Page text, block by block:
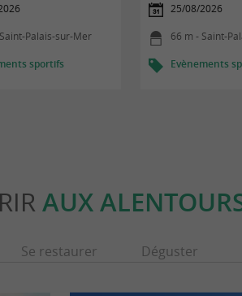
Palais-sur-Mer
sportifs
25/08/2026
66 m - Saint-
Evènements
AUX
Se restaurer Déguster